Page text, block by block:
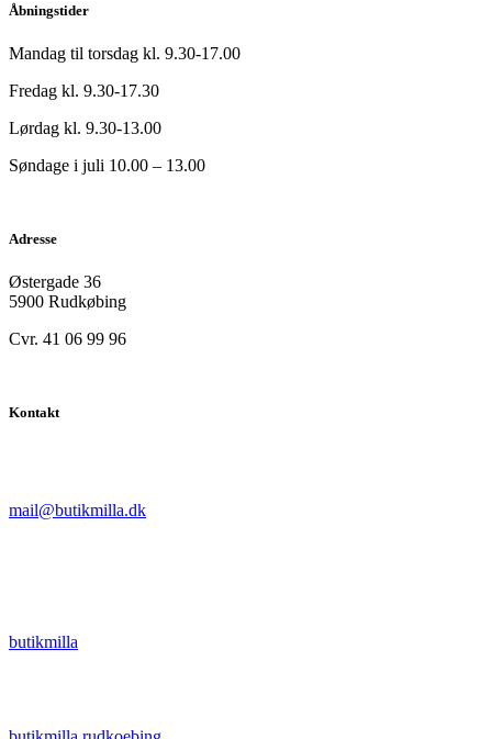
Åbningstider
Mandag til torsdag kl. 9.30-17.00
Fredag kl. 9.30-17.30
Lørdag kl. 9.30-13.00
Søndage i juli 10.00 – 13.00
Adresse
Østergade 36
5900 Rudkøbing
Cvr. 41 06 99 96
Kontakt
mail@butikmilla.dk
butikmilla